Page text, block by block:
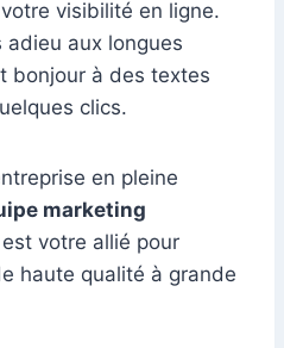
g
er
visibilité en ligne.
aux longues
bonjour à des textes
clics.
en pleine
marketing
votre allié pour
haute qualité à grande